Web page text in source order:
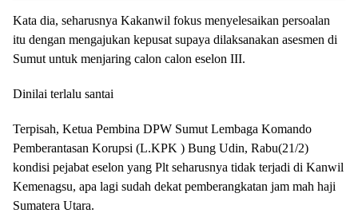
Kata dia, seharusnya Kakanwil fokus menyelesaikan persoalan
itu dengan mengajukan kepusat supaya dilaksanakan asesmen di
Sumut untuk menjaring calon calon eselon III.
Dinilai terlalu santai
Terpisah, Ketua Pembina DPW Sumut Lembaga Komando
Pemberantasan Korupsi (L.KPK ) Bung Udin, Rabu(21/2)
kondisi pejabat eselon yang Plt seharusnya tidak terjadi di Kanwil
Kemenagsu, apa lagi sudah dekat pemberangkatan jam mah haji
Sumatera Utara.